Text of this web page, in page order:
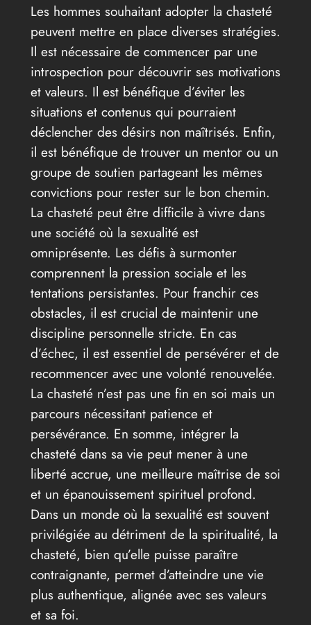
Les hommes souhaitant adopter la chasteté
peuvent mettre en place diverses stratégies.
Il est nécessaire de commencer par une
introspection pour découvrir ses motivations
et valeurs. Il est bénéfique d’éviter les
situations et contenus qui pourraient
déclencher des désirs non maîtrisés. Enfin,
il est bénéfique de trouver un mentor ou un
groupe de soutien partageant les mêmes
convictions pour rester sur le bon chemin.
La chasteté peut être difficile à vivre dans
une société où la sexualité est
omniprésente. Les défis à surmonter
comprennent la pression sociale et les
tentations persistantes. Pour franchir ces
obstacles, il est crucial de maintenir une
discipline personnelle stricte. En cas
d’échec, il est essentiel de persévérer et de
recommencer avec une volonté renouvelée.
La chasteté n’est pas une fin en soi mais un
parcours nécessitant patience et
persévérance. En somme, intégrer la
chasteté dans sa vie peut mener à une
liberté accrue, une meilleure maîtrise de soi
et un épanouissement spirituel profond.
Dans un monde où la sexualité est souvent
privilégiée au détriment de la spiritualité, la
chasteté, bien qu’elle puisse paraître
contraignante, permet d’atteindre une vie
plus authentique, alignée avec ses valeurs
et sa foi.